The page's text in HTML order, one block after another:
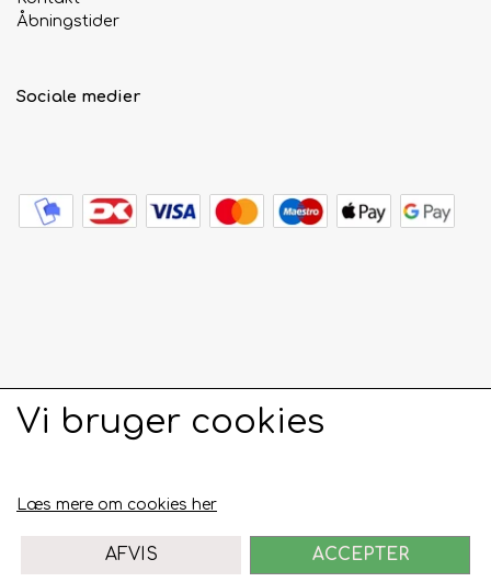
Åbningstider
Sociale medier
Vi bruger cookies
Læs mere om cookies her
AFVIS ACCEPTER